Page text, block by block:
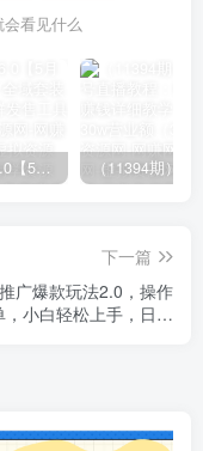
看见什么
私域发售plus6.0【5月份线下课录音】/全域套装sop流程包，社群发售工具套装模型
下一篇
广爆款玩法2.0，操作
，小白轻松上手，日入